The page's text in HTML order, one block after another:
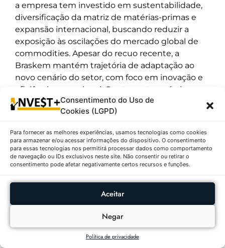
Consentimento do Uso de
Cookies (LGPD)
Para fornecer as melhores experiências, usamos tecnologias como cookies
para armazenar e/ou acessar informações do dispositivo. O consentimento
para essas tecnologias nos permitirá processar dados como comportamento
de navegação ou IDs exclusivos neste site. Não consentir ou retirar o
consentimento pode afetar negativamente certos recursos e funções.
Aceitar
Negar
Política de privacidade
a empresa tem investido em sustentabilidade,
diversificação da matriz de matérias-primas e
expansão internacional, buscando reduzir a
exposição às oscilações do mercado global de
commodities. Apesar do recuo recente, a
Braskem mantém trajetória de adaptação ao
novo cenário do setor, com foco em inovação e
eficiência operacional. O setor petroquímico
segue em transformação, com aumento da
demanda por produtos sustentáveis e
10º – IRB-Brasil Resseguros S.A. (IRBR3)
| R$ 46,25 | ↓0,54%
fechou o dia cotada a
. O papel variou entre
dia), com volume de604.100ações negociadas,